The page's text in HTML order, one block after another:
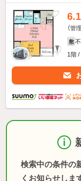
6.1
（管
敷
1階
検索中の条件の
くお知らせしま